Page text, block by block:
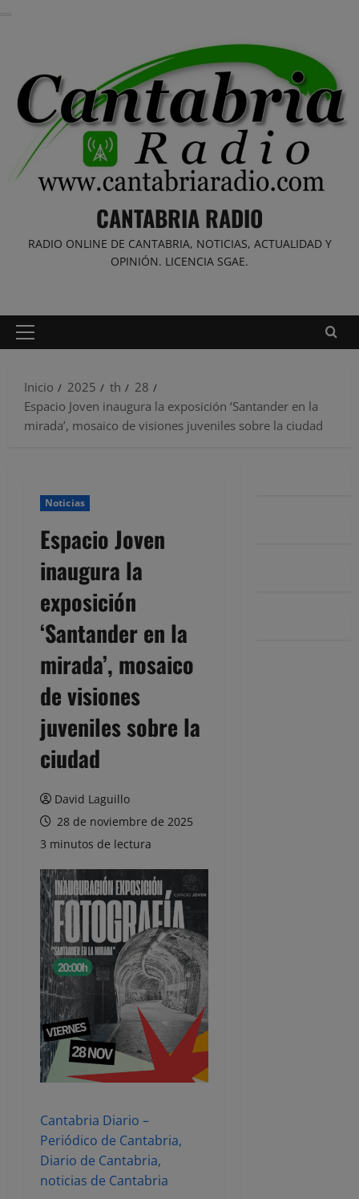
CANTABRIA RADIO
RADIO ONLINE DE CANTABRIA, NOTICIAS, ACTUALIDAD Y
OPINIÓN. LICENCIA SGAE.
Menú
Inicio
2025 th
28
Espacio Joven inaugura la exposición ‘Santander en la
mirada’, mosaico de visiones juveniles sobre la ciudad
Noticias
Espacio Joven
inaugura la
exposición
‘Santander en la
mirada’, mosaico
de visiones
juveniles sobre la
ciudad
David Laguillo
28 de noviembre de 2025
3 minutos de lectura
Cantabria Diario –
Periódico de Cantabria,
Diario de Cantabria,
noticias de Cantabria